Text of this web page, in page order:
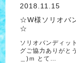
2018.11.15
☆W様ソリオバ
☆
ソリオバンディ
グご協力ありがと
＿)ｍ とて…